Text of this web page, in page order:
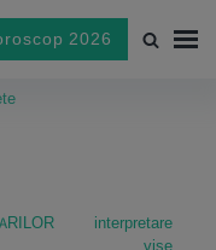
2026
interpretare
vise